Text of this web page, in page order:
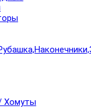
Хомуты